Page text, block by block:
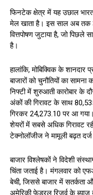
फिनटेक क्षेत्र में यह उछाल भारत
मेल खाता है। इस साल अब तक
वित्तपोषण जुटाया है, जो
है।
हालांकि, मोबिक्विक के शानदार
बाजारों को चुनौतियों का
निफ्टी में शुरुआती कारोबार के
अंकों की गिरावट के साथ
गिरकर 24,273.10 पर आ गया।
शेयरों में सबसे अधिक गिरावट
टेक्नोलॉजीज ने मामूली बढ़त
बाजार विश्लेषकों ने विदेशी
चिंता जताई है। मंगलवार को
बेची, जिससे बाजार में सतर्कता
अमेरिकी फेडरल रिजर्व के ब्याज